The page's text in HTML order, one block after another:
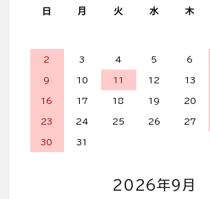
日 月 火 水 木
2 3 4 5 6
9 10 11 12 13
16 17 18 19 20
23 24 25 26 27
30 31
2026年9月